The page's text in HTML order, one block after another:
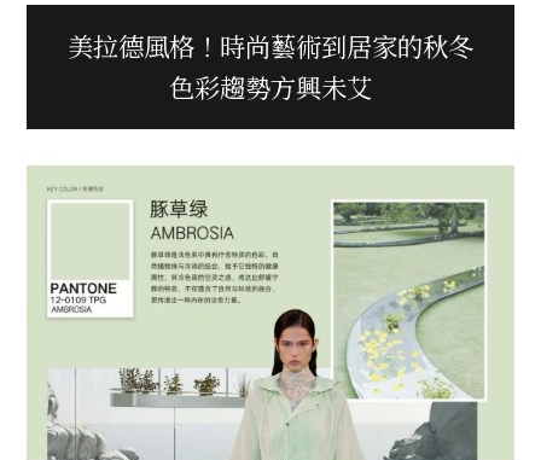
美拉德風格！時尚藝術到居家的秋冬
色彩趨勢方興未艾